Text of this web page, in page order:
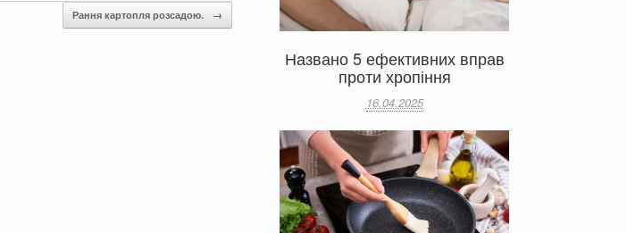
Рання картопля розсадою. →
Названо 5 ефективних вправ
проти хропіння
16.04.2025